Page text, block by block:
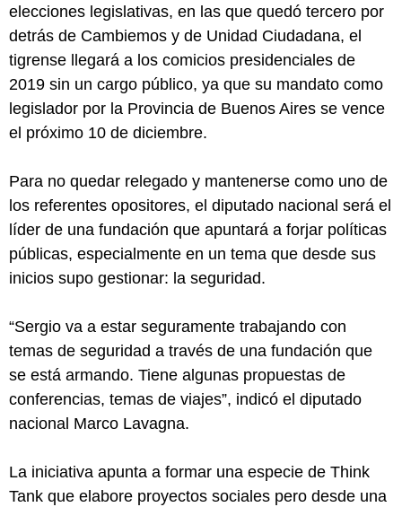
elecciones legislativas, en las que quedó tercero por
detrás de Cambiemos y de Unidad Ciudadana, el
tigrense llegará a los comicios presidenciales de
2019 sin un cargo público, ya que su mandato como
legislador por la Provincia de Buenos Aires se vence
el próximo 10 de diciembre.
Para no quedar relegado y mantenerse como uno de
los referentes opositores, el diputado nacional será el
líder de una fundación que apuntará a forjar políticas
públicas, especialmente en un tema que desde sus
inicios supo gestionar: la seguridad.
“Sergio va a estar seguramente trabajando con
temas de seguridad a través de una fundación que
se está armando. Tiene algunas propuestas de
conferencias, temas de viajes”, indicó el diputado
nacional Marco Lavagna.
La iniciativa apunta a formar una especie de Think
Tank que elabore proyectos sociales pero desde una